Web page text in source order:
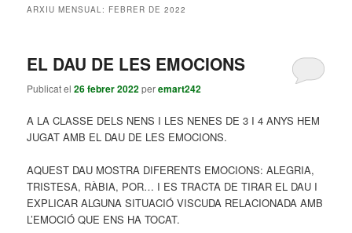
principal
secundari
ARXIU MENSUAL: FEBRER DE 2022
EL DAU DE LES EMOCIONS
Publicat el26 febrer 2022peremart242
A LA CLASSE DELS NENS I LES NENES DE 3 I 4 ANYS HEM
JUGAT AMB EL DAU DE LES EMOCIONS.
AQUEST DAU MOSTRA DIFERENTS EMOCIONS: ALEGRIA,
TRISTESA, RÀBIA, POR… I ES TRACTA DE TIRAR EL DAU I
EXPLICAR ALGUNA SITUACIÓ VISCUDA RELACIONADA AMB
L’EMOCIÓ QUE ENS HA TOCAT.